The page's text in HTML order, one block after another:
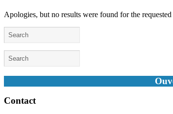
Apologies, but no results were found for the
Contact